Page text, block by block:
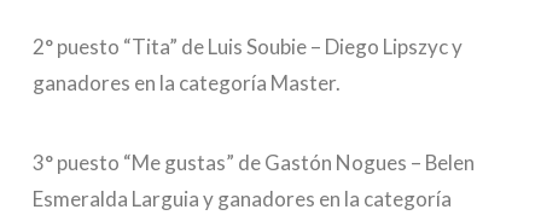
2° puesto “Tita” de Luis Soubie – Diego Lipszyc y
ganadores en la categoría Master.
3° puesto “Me gustas” de Gastón Nogues – Belen
Esmeralda Larguia y ganadores en la categoría